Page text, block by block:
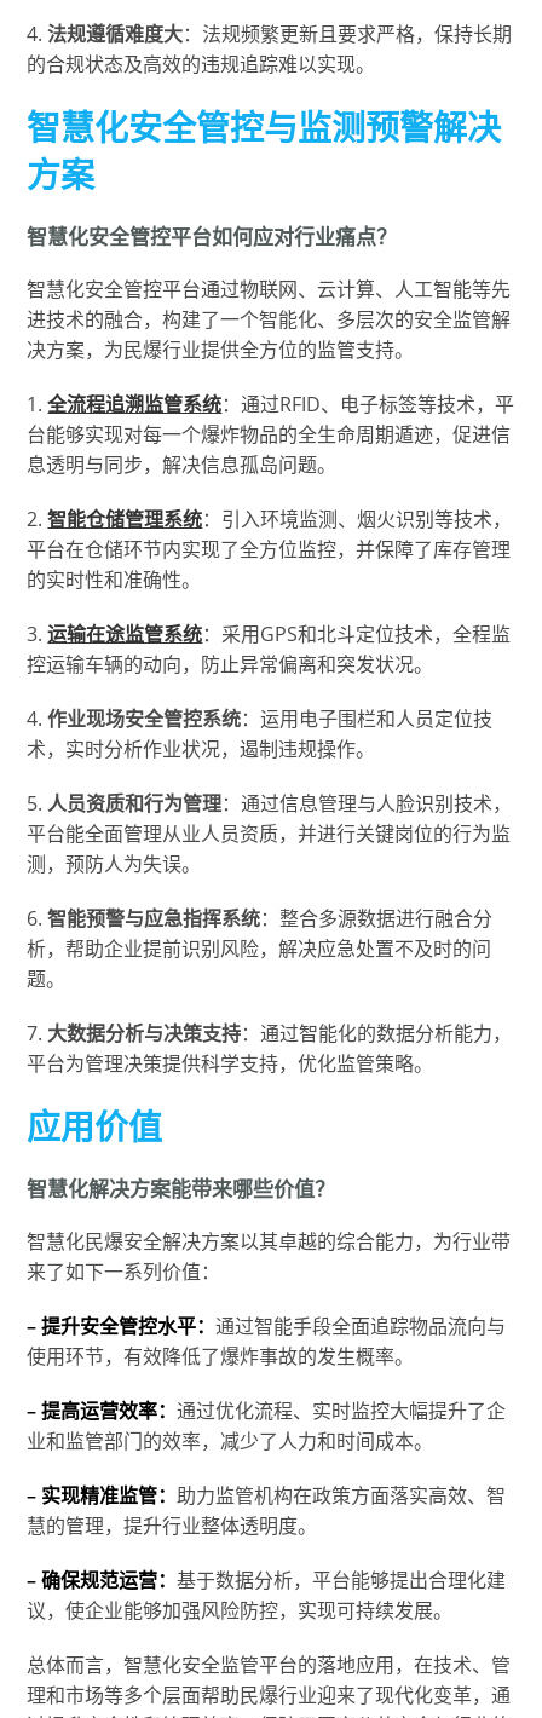
4.法规遵循难度大：法规频繁更新且要求严格，保持长期
的合规状态及高效的违规追踪难以实现。
智慧化安全管控与监测预警解决
方案
智慧化安全管控平台如何应对行业痛点？
智慧化安全管控平台通过物联网、云计算、人工智能等先
进技术的融合，构建了一个智能化、多层次的安全监管解
决方案，为民爆行业提供全方位的监管支持。
1.全流程追溯监管系统：通过RFID、电子标签等技术，平
台能够实现对每一个爆炸物品的全生命周期遁迹，促进信
息透明与同步，解决信息孤岛问题。
2.智能仓储管理系统：引入环境监测、烟火识别等技术，
平台在仓储环节内实现了全方位监控，并保障了库存管理
的实时性和准确性。
3.运输在途监管系统：采用GPS和北斗定位技术，全程监
控运输车辆的动向，防止异常偏离和突发状况。
4.作业现场安全管控系统：运用电子围栏和人员定位技
术，实时分析作业状况，遏制违规操作。
5.人员资质和行为管理：通过信息管理与人脸识别技术，
平台能全面管理从业人员资质，并进行关键岗位的行为监
测，预防人为失误。
6.智能预警与应急指挥系统：整合多源数据进行融合分
析，帮助企业提前识别风险，解决应急处置不及时的问
题。
7. 大数据分析与决策支持：通过智能化的数据分析能力，
平台为管理决策提供科学支持，优化监管策略。
应用价值
智慧化解决方案能带来哪些价值？
智慧化民爆安全解决方案以其卓越的综合能力，为行业带
来了如下一系列价值：
– 提升安全管控水平：通过智能手段全面追踪物品流向与
使用环节，有效降低了爆炸事故的发生概率。
– 提高运营效率：通过优化流程、实时监控大幅提升了企
业和监管部门的效率，减少了人力和时间成本。
– 实现精准监管：助力监管机构在政策方面落实高效、智
慧的管理，提升行业整体透明度。
– 确保规范运营：基于数据分析，平台能够提出合理化建
议，使企业能够加强风险防控，实现可持续发展。
总体而言，智慧化安全监管平台的落地应用，在技术、管
理和市场等多个层面帮助民爆行业迎来了现代化变革，通